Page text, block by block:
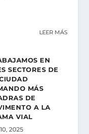
LEER MÁS
EN
SECTORES DE
MÁS
DE
A LA
VIAL
2025